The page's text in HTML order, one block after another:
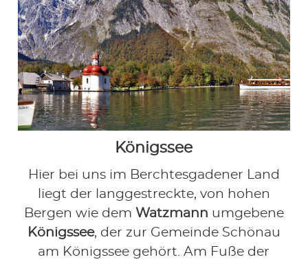
Königssee
Hier bei uns im Berchtesgadener Land
liegt der langgestreckte, von hohen
Bergen wie dem Watzmann umgebene
Königssee, der zur Gemeinde Schönau
am Königssee gehört. Am Fuße der